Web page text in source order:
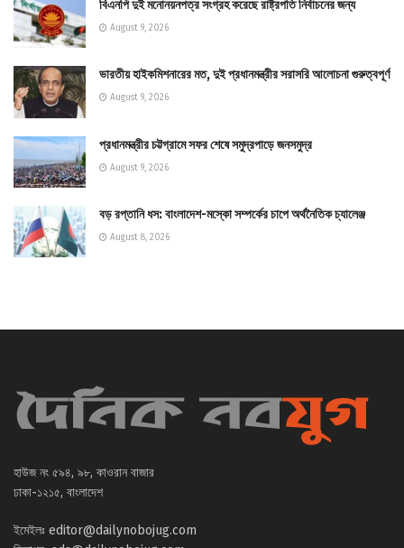
বিএনপি দুই মনোনয়নপত্র সংগ্রহ করেছে রাষ্ট্রপতি নির্বাচনের জন্য
August 9, 2026
ভারতীয় হাইকমিশনারের মত, দুই প্রধানমন্ত্রীর সরাসরি আলোচনা গুরুত্বপূর্ণ
August 9, 2026
প্রধানমন্ত্রীর চট্টগ্রামে সফর শেষে সমুদ্রপাড়ে জনসমুদ্র
August 9, 2026
বড় রপ্তানি ধস: বাংলাদেশ-মস্কো সম্পর্কের চাপে অর্থনৈতিক চ্যালেঞ্জ
August 8, 2026
হাউজ নং ৫৯৪, ৯৮, কাওরান বাজার
ঢাকা-১২১৫, বাংলাদেশ
ইমেইলঃ editor@dailynobojug.com